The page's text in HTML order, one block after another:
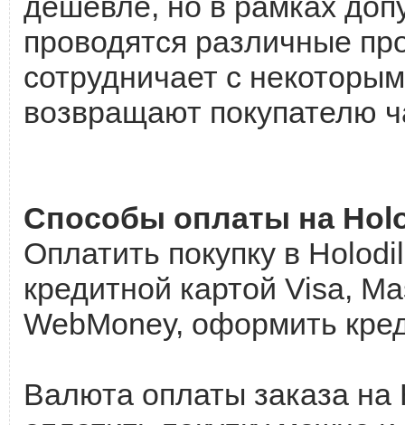
проводятся различные
сотрудничает с
возвращают покупателю
Способы оплаты на
Оплатить покупку в
кредитной картой Visa,
WebMoney, оформить
Валюта оплаты заказа на